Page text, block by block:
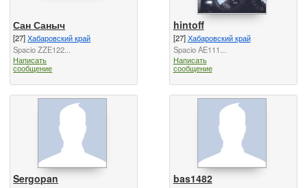
Сан Саныч
[27]Хабаровский край
Spacio ZZE122...
Написать
сообщение
hintoff
[27]Хабаровский край
Spacio AE111...
Написать
сообщение
Sergopan bas1482